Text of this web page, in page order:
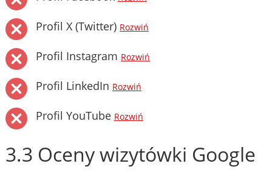
Profil X (Twitter) Rozwiń
Profil Instagram Rozwiń
Profil LinkedIn Rozwiń
Profil YouTube Rozwiń
3.3 Oceny wizytówki Google